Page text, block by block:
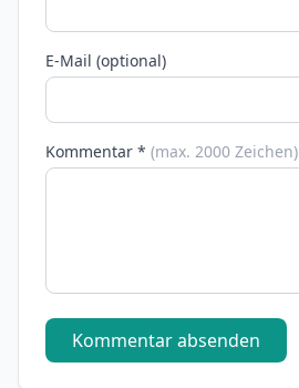
E-Mail (optional)
Kommentar * (max. 2000 Zeichen)
Kommentar absenden